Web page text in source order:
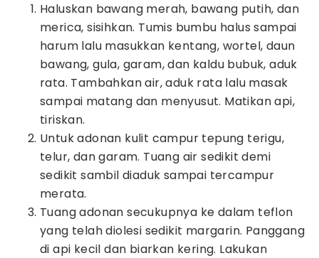
Haluskan bawang merah, bawang putih, dan
merica, sisihkan. Tumis bumbu halus sampai
harum lalu masukkan kentang, wortel, daun
bawang, gula, garam, dan kaldu bubuk, aduk
rata. Tambahkan air, aduk rata lalu masak
sampai matang dan menyusut. Matikan api,
tiriskan.
Untuk adonan kulit campur tepung terigu,
telur, dan garam. Tuang air sedikit demi
sedikit sambil diaduk sampai tercampur
merata.
Tuang adonan secukupnya ke dalam teflon
yang telah diolesi sedikit margarin. Panggang
di api kecil dan biarkan kering. Lakukan